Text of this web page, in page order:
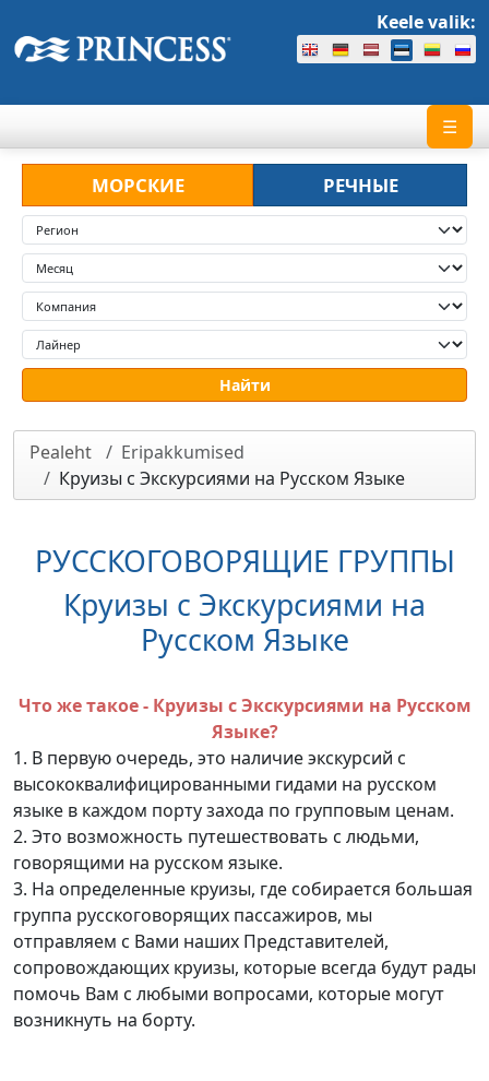
Keele valik:
☰
МОРСКИЕ РЕЧНЫЕ
Pealeht
Eripakkumised
Круизы с Экскурсиями на Русском Языке
РУССКОГОВОРЯЩИЕ ГРУППЫ
Круизы с Экскурсиями на
Русском Языке
Что же такое - Круизы с Экскурсиями на Русском
Языке?
1. В первую очередь, это наличие экскурсий с
высококвалифицированными гидами на русском
языке в каждом порту захода по групповым ценам.
2. Это возможность путешествовать с людьми,
говорящими на русском языке.
3. На определенные круизы, где собирается большая
группа русскоговорящих пассажиров, мы
отправляем с Вами наших Представителей,
сопровождающих круизы, которые всегда будут рады
помочь Вам с любыми вопросами, которые могут
возникнуть на борту.